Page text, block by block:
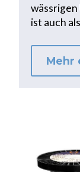
ist auch
Mehr